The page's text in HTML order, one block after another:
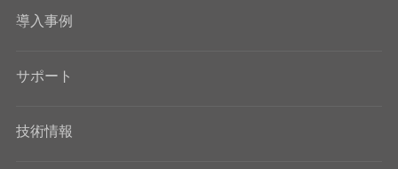
導入事例
サポート
技術情報